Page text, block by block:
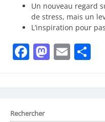
Un nouveau regard
de stress, mais un
L’inspiration pour
Facebook
Email
Rechercher